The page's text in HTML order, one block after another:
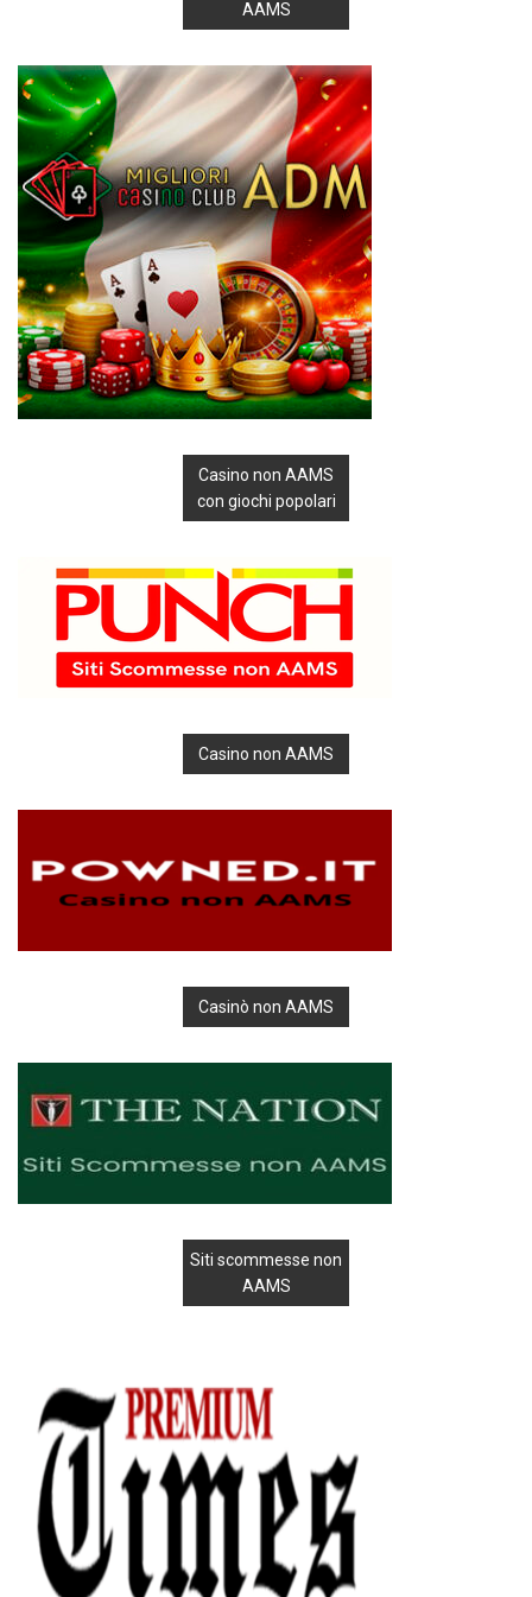
AAMS
Casino non AAMS
con giochi popolari
Casino non AAMS
Casinò non AAMS
Siti scommesse non
AAMS